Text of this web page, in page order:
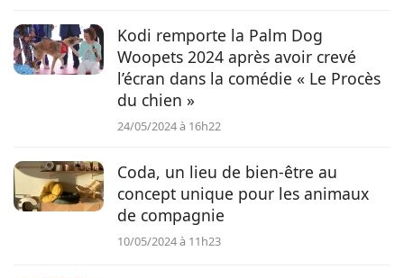
Kodi remporte la Palm Dog
Woopets 2024 après avoir crevé
l’écran dans la comédie « Le Procès
du chien »
24/05/2024 à 16h22
Coda, un lieu de bien-être au
concept unique pour les animaux
de compagnie
10/05/2024 à 11h23